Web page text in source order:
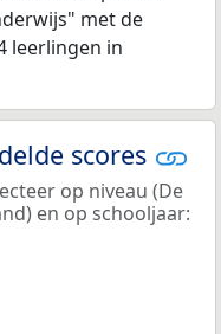
met de
leerlingen in
scores
op niveau (De
en op schooljaar: